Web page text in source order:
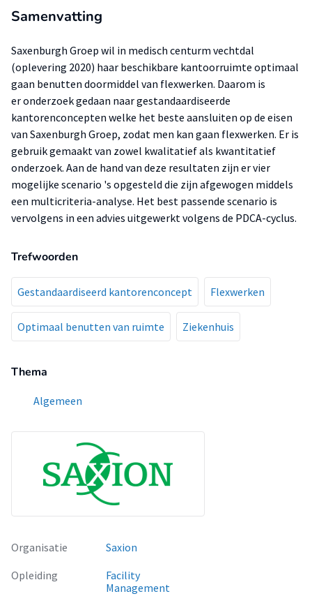
Samenvatting
Saxenburgh Groep wil in medisch centurm vechtdal
(oplevering 2020) haar beschikbare kantoorruimte optimaal
gaan benutten doormiddel van flexwerken. Daarom is
er onderzoek gedaan naar gestandaardiseerde
kantorenconcepten welke het beste aansluiten op de eisen
van Saxenburgh Groep, zodat men kan gaan flexwerken. Er is
gebruik gemaakt van zowel kwalitatief als kwantitatief
onderzoek. Aan de hand van deze resultaten zijn er vier
mogelijke scenario 's opgesteld die zijn afgewogen middels
een multicriteria-analyse. Het best passende scenario is
vervolgens in een advies uitgewerkt volgens de PDCA-cyclus.
Trefwoorden
Gestandaardiseerd kantorenconcept Flexwerken
Optimaal benutten van ruimte Ziekenhuis
Thema
Algemeen
Organisatie
Saxion
Opleiding
Facility
Management